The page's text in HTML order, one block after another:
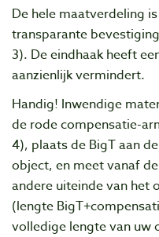
De hele maatverdeling
transparante
3). De eindhaak heeft
aanzienlijk vermindert.
Handig! Inwendige
de rode compensatie-
4), plaats de BigT aan
object, en meet vanaf
andere uiteinde van het
(lengte
volledige lengte van uw